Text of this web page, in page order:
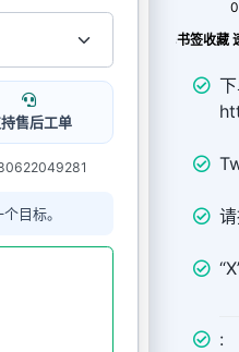
售后工单
目标。
Twitter Bookmarks书签收藏
: